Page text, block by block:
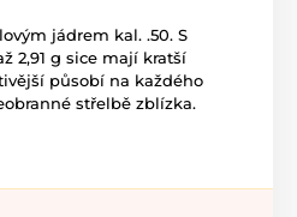
jádrem kal. .50. S
2,91 g sice mají kratší
působí na každého
střelbě zblízka.